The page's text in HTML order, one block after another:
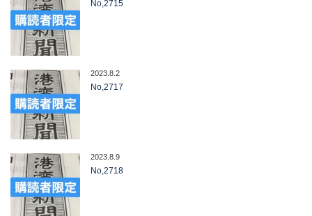
No,2715
2023.8.2
No,2717
2023.8.9
No,2718